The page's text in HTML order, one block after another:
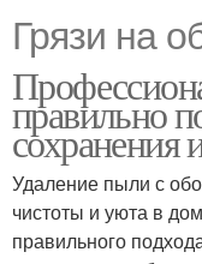
Грязи на
правильно
сохранения
Удаление пыли с
чистоты и уюта в
правильного